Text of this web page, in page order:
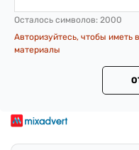
Осталось символов: 2000
Авторизуйтесь, чтобы иметь
материалы